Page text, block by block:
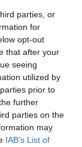
parties, or
for
opt-out
that after your
seeing
utilized by
prior to
further
parties on the
may
IAB’s List of
Παγκόσμιο
εκτελεστής
–
τρόπο